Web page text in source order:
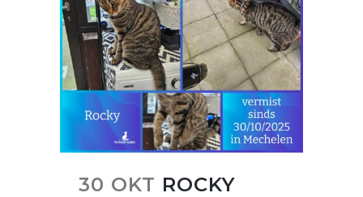
30 OKT ROCKY